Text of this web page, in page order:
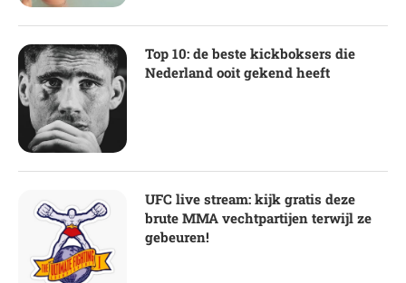
Top 10: de beste kickboksers die
Nederland ooit gekend heeft
UFC live stream: kijk gratis deze
brute MMA vechtpartijen terwijl ze
gebeuren!